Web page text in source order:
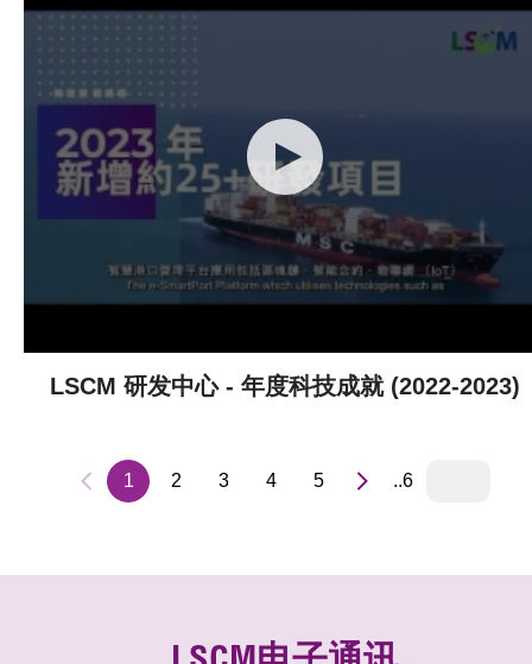
LSCM 研发中心 - 年度科技成就 (2022-2023)
1 2 3 4 5 ..6